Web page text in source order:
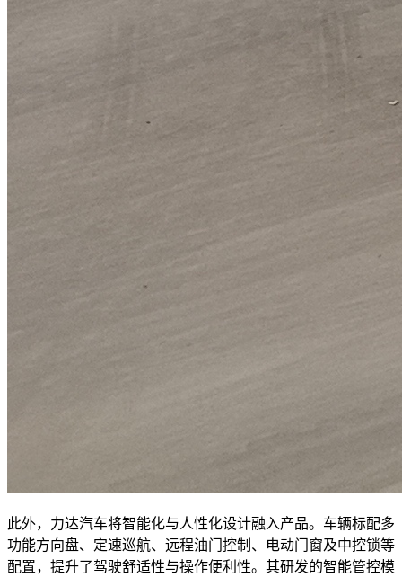
此外，力达汽车将智能化与人性化设计融入产品。车辆标配多
功能方向盘、定速巡航、远程油门控制、电动门窗及中控锁等
配置，提升了驾驶舒适性与操作便利性。其研发的智能管控模